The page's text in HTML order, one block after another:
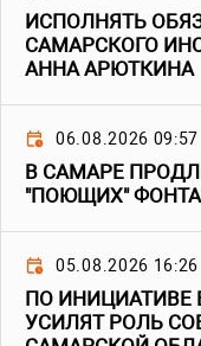
ИСПОЛНЯТЬ
САМАРСКОГО
АННА АРЮТКИНА
06.08.2026 09:57
В САМАРЕ
"ПОЮЩИХ"
05.08.2026 16:26
ПО ИНИЦИАТИВЕ
УСИЛЯТ РОЛЬ